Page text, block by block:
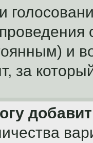
и
за